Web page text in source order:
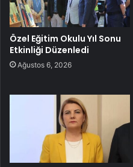
Özel Eğitim Okulu Yıl Sonu
Etkinliği Düzenledi
Ağustos 6, 2026